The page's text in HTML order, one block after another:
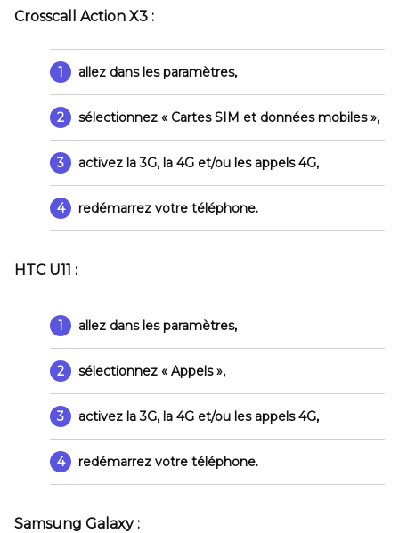
Crosscall Action X3 :
1 allez dans les paramètres,
2 sélectionnez « Cartes SIM et données mobiles »,
3 activez la 3G, la 4G et/ou les appels 4G,
4 redémarrez votre téléphone.
HTC U11 :
1 allez dans les paramètres,
2 sélectionnez « Appels »,
3 activez la 3G, la 4G et/ou les appels 4G,
4 redémarrez votre téléphone.
Samsung Galaxy :